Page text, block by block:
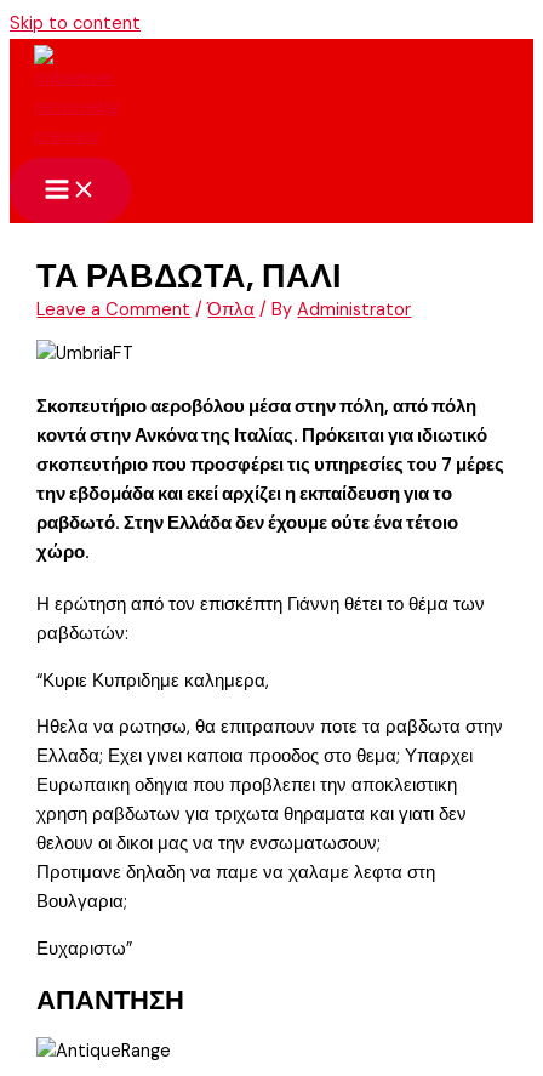
Skip to content
ΤΑ ΡΑΒΔΩΤΑ, ΠΑΛΙ
Leave a Comment /Όπλα / ByAdministrator
Σκοπευτήριο αεροβόλου μέσα στην πόλη, από πόλη
κοντά στην Ανκόνα της Ιταλίας. Πρόκειται για ιδιωτικό
σκοπευτήριο που προσφέρει τις υπηρεσίες του 7 μέρες
την εβδομάδα και εκεί αρχίζει η εκπαίδευση για το
ραβδωτό. Στην Ελλάδα δεν έχουμε ούτε ένα τέτοιο
χώρο.
Η ερώτηση από τον επισκέπτη Γιάννη θέτει το θέμα των
ραβδωτών:
“Κυριε Κυπριδημε καλημερα,
Ηθελα να ρωτησω, θα επιτραπουν ποτε τα ραβδωτα στην
Ελλαδα; Εχει γινει καποια προοδος στο θεμα; Υπαρχει
Ευρωπαικη οδηγια που προβλεπει την αποκλειστικη
χρηση ραβδωτων για τριχωτα θηραματα και γιατι δεν
θελουν οι δικοι μας να την ενσωματωσουν;
Προτιμανε δηλαδη να παμε να χαλαμε λεφτα στη
Βουλγαρια;
Ευχαριστω”
ΑΠΑΝΤΗΣΗ